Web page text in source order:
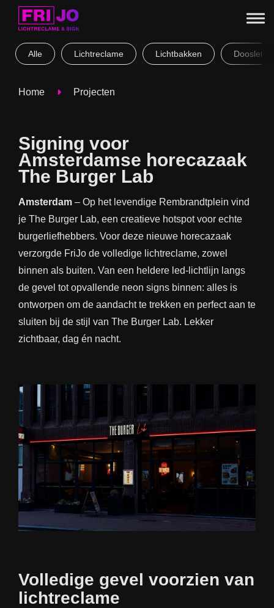
Alle Lichtreclame Lichtbakken
Home Projecten
Signing voor
Amsterdamse horecazaak
The Burger Lab
Amsterdam – Op het levendige Rembrandtplein vind
je The Burger Lab, een creatieve hotspot voor echte
burgerliefhebbers. Voor deze nieuwe horecazaak
verzorgde FriJo de volledige lichtreclame, zowel
binnen als buiten. Van een heldere led-lichtlijn langs
de gevel tot opvallende neon signs binnen: alles is
ontworpen om de aandacht te trekken en perfect aan te
sluiten bij de stijl van The Burger Lab. Lekker
zichtbaar, dag én nacht.
Volledige gevel voorzien van
lichtreclame